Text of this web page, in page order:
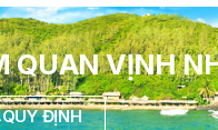
QUAN VỊNH
QUY ĐỊNH